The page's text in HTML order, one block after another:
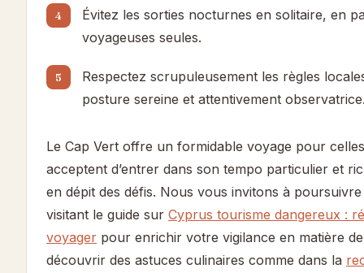
Évitez les sorties nocturnes en solitaire, en
voyageuses seules.
Respectez scrupuleusement les règles
posture sereine et attentivement
Le Cap Vert offre un formidable voyage pour
acceptent d’entrer dans son tempo particulier et
en dépit des défis. Nous vous invitons à
visitant le guide sur Cyprus tourisme dangereux :
voyager pour enrichir votre vigilance en matière
découvrir des astuces culinaires comme dans la